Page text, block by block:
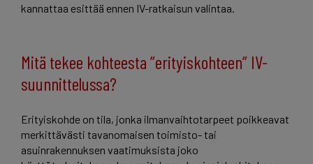
kannattaa esittää ennen IV-ratkaisun valintaa.
Mitä tekee kohteesta ”erityiskohteen” IV-
suunnittelussa?
Erityiskohde on tila, jonka ilmanvaihtotarpeet poikkeavat
merkittävästi tavanomaisen toimisto- tai
asuinrakennuksen vaatimuksista joko